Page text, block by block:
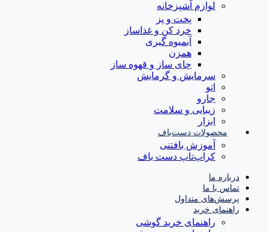
لوازم آشپزخانه
پخت و پز
خرد کن و غذاساز
آبمیوه گیری
همزن
چای ساز و قهوه ساز
سرمایش و گرمایش
اتو
جارو
زیبایی و سلامت
ابزار
محصولات دست‌باف
آموزش بافتنی
کراپ‌تاپ دست باف
درباره ما
تماس با ما
پرسش‌های متداول
راهنمای خرید
راهنمای خرید گوشی